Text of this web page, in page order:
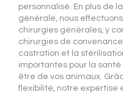
personnalisé. En plus de
générale, nous
chirurgies générales, y
chirurgies de
castration et la
importantes pour la santé
être de vos animaux.
flexibilité, notre expertise